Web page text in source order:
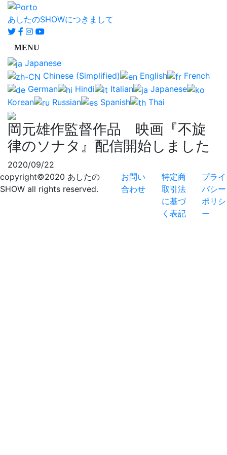
あしたのSHOWにつきまして
Japanese
Chinese (Simplified)
English
French
German
Hindi Italian
Japanese
Korean
Russian Spanish Thai
岡元雄作監督作品 映画『不旋
律のソナタ』配信開始しました
2020/09/22
copyright©2020 あしたの
SHOW all rights reserved.
お問い
合わせ
特定商
取引法
に基づ
く表記
プライ
バシー
ポリシ
ー